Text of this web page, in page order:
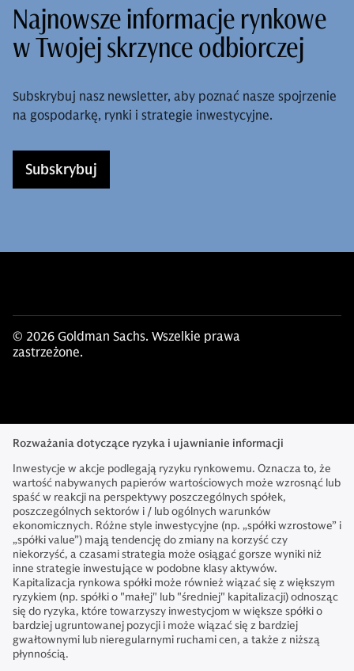
Najnowsze informacje rynkowe
w Twojej skrzynce odbiorczej
Subskrybuj nasz newsletter, aby poznać nasze spojrzenie
na gospodarkę, rynki i strategie inwestycyjne.
Subskrybuj
© 2026 Goldman Sachs. Wszelkie prawa
zastrzeżone.
Rozważania dotyczące ryzyka i ujawnianie informacji
Inwestycje w akcje podlegają ryzyku rynkowemu. Oznacza to, że
wartość nabywanych papierów wartościowych może wzrosnąć lub
spaść w reakcji na perspektywy poszczególnych spółek,
poszczególnych sektorów i / lub ogólnych warunków
ekonomicznych. Różne style inwestycyjne (np. „spółki wzrostowe” i
„spółki value”) mają tendencję do zmiany na korzyść czy
niekorzyść, a czasami strategia może osiągać gorsze wyniki niż
inne strategie inwestujące w podobne klasy aktywów.
Kapitalizacja rynkowa spółki może również wiązać się z większym
ryzykiem (np. spółki o "małej" lub "średniej" kapitalizacji) odnosząc
się do ryzyka, które towarzyszy inwestycjom w większe spółki o
bardziej ugruntowanej pozycji i może wiązać się z bardziej
gwałtownymi lub nieregularnymi ruchami cen, a także z niższą
płynnością.